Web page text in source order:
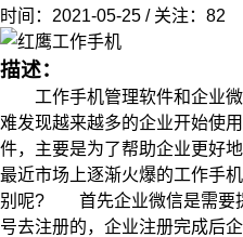
时间：2021-05-25 / 关注：82
描述：
工作手机管理软件和企业微
难发现越来越多的企业开始使
件，主要是为了帮助企业更好
最近市场上逐渐火爆的工作手
别呢? 首先企业微信是需要
号去注册的，企业注册完成后